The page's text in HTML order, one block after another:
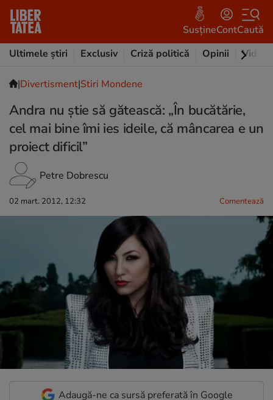
SusțineContCaută
Ultimele știri
Exclusiv Criză politică Opinii Video
|Divertisment|Stiri Mondene
Andra nu știe să gătească: „În bucătărie,
cel mai bine îmi ies ideile, că mâncarea e un
proiect dificil”
Petre Dobrescu
02 mart. 2012, 12:32 Comentează
Adaugă-ne ca sursă preferată în Google